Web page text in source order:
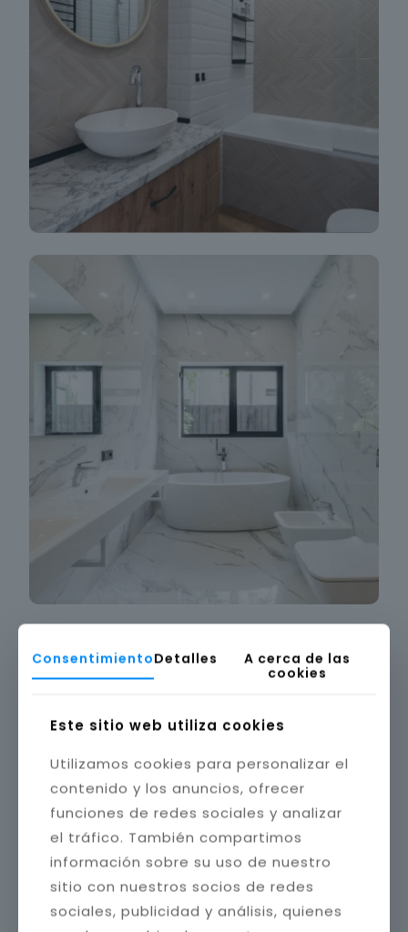
ConsentimientoDetalles
A cerca de las
cookies
Este sitio web utiliza cookies
Utilizamos cookies para personalizar el
contenido y los anuncios, ofrecer
funciones de redes sociales y analizar
el tráfico. También compartimos
información sobre su uso de nuestro
sitio con nuestros socios de redes
sociales, publicidad y análisis, quienes